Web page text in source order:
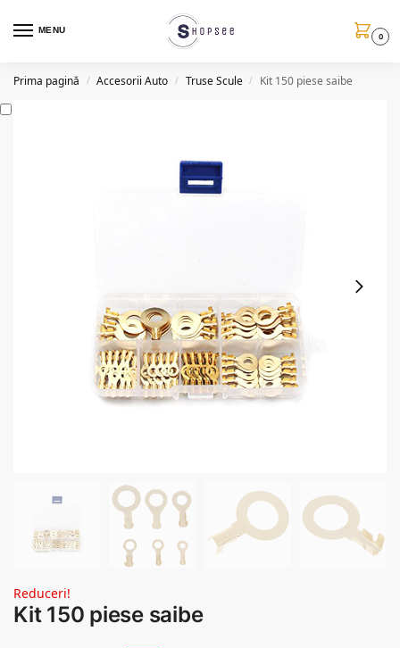
MENU
0
Prima pagină / Accesorii Auto / Truse Scule / Kit 150 piese saibe
Reduceri!
Kit 150 piese saibe